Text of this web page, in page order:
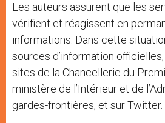
Les auteurs assurent que les
vérifient et réagissent en
informations. Dans cette
sources d’information
sites de la Chancellerie du
ministère de l’Intérieur et de
gardes-frontières, et sur Twitter.